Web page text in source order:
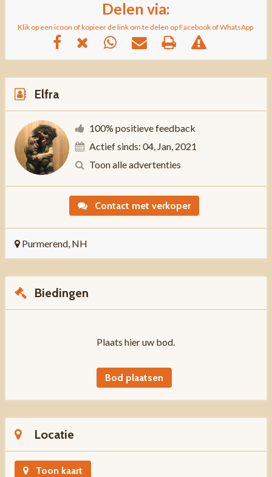
Delen via:
Klik op een icoon of kopieer de link om te delen op Facebook of WhatsApp
Elfra
100% positieve feedback
Actief sinds: 04, Jan, 2021
Toon alle advertenties
Contact met verkoper
Purmerend, NH
Biedingen
Plaats hier uw bod.
Bod plaatsen
Locatie
Toon kaart